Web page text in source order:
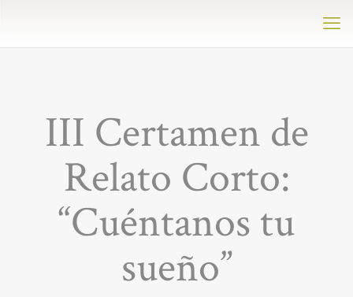
III Certamen de
Relato Corto:
“Cuéntanos tu
sueño”